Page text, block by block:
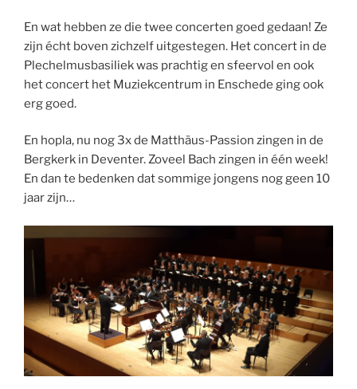
En wat hebben ze die twee concerten goed gedaan! Ze
zijn écht boven zichzelf uitgestegen. Het concert in de
Plechelmusbasiliek was prachtig en sfeervol en ook
het concert het Muziekcentrum in Enschede ging ook
erg goed.
En hopla, nu nog 3x de Matthäus-Passion zingen in de
Bergkerk in Deventer. Zoveel Bach zingen in één week!
En dan te bedenken dat sommige jongens nog geen 10
jaar zijn…